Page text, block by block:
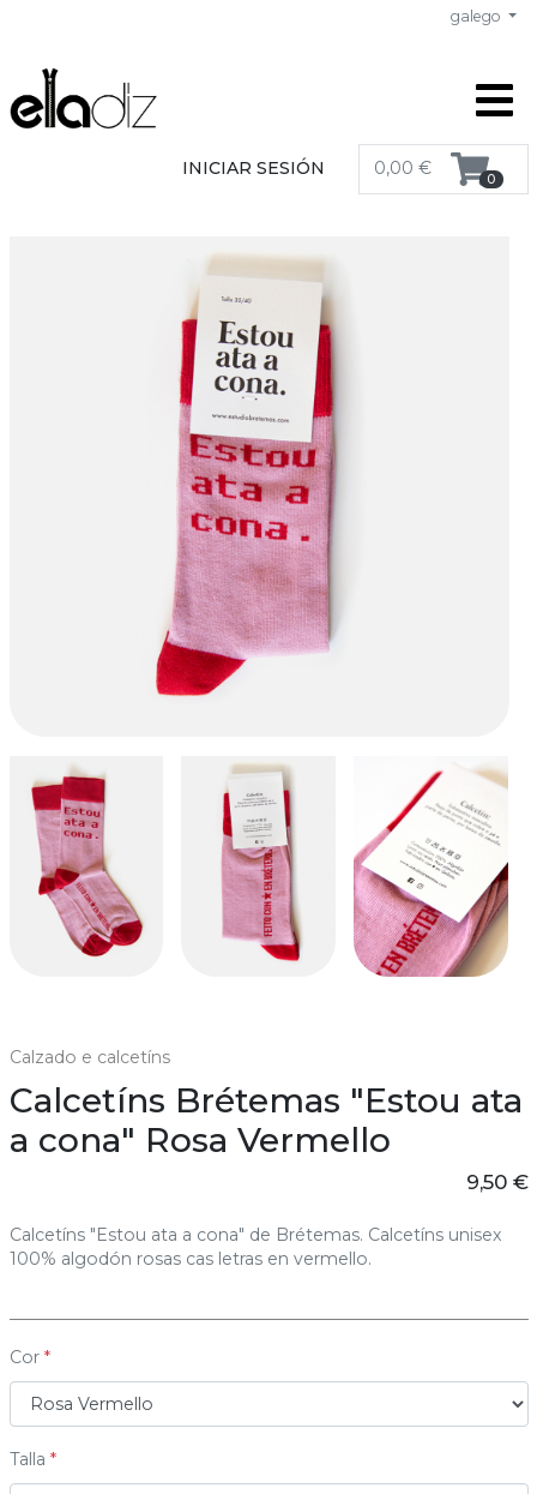
galego
INICIAR SESIÓN 0,00 € 0
Calzado e calcetíns
Calcetíns Brétemas "Estou ata
a cona" Rosa Vermello
9,50 €
Calcetíns "Estou ata a cona" de Brétemas. Calcetíns unisex
100% algodón rosas cas letras en vermello.
Cor
Talla